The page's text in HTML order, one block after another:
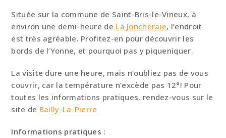
Située sur la commune de Saint-Bris-le-Vineux, à
environ une demi-heure de La Joncheraie, l’endroit
est très agréable. Profitez-en pour découvrir les
bords de l’Yonne, et pourquoi pas y piqueniquer.
La visite dure une heure, mais n’oubliez pas de vous
couvrir, car la température n’excède pas 12°! Pour
toutes les informations pratiques, rendez-vous sur le
site de Bailly-La-Pierre
Informations pratiques :